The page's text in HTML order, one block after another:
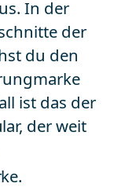
In der
der
du den
ist das der
der weit